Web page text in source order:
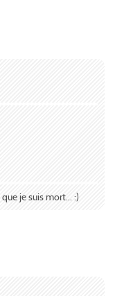
je suis mort... :)